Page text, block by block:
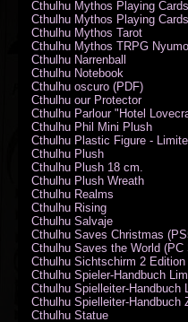
Cthulhu Mythos Playing
Cthulhu Mythos Playing
Cthulhu Mythos Tarot
Cthulhu Mythos TRPG
Cthulhu Narrenball
Cthulhu Notebook
Cthulhu oscuro (PDF)
Cthulhu our Protector
Cthulhu Parlour "Hotel
Cthulhu Phil Mini Plush
Cthulhu Plastic Figure -
Cthulhu Plush
Cthulhu Plush 18 cm.
Cthulhu Plush Wreath
Cthulhu Realms
Cthulhu Rising
Cthulhu Salvaje
Cthulhu Saves Christmas
Cthulhu Saves the World (PC
Cthulhu Sichtschirm 2 Edition
Cthulhu Spieler-Handbuch
Cthulhu Spielleiter-Handbuch
Cthulhu Spielleiter-Handbuch
Cthulhu Statue